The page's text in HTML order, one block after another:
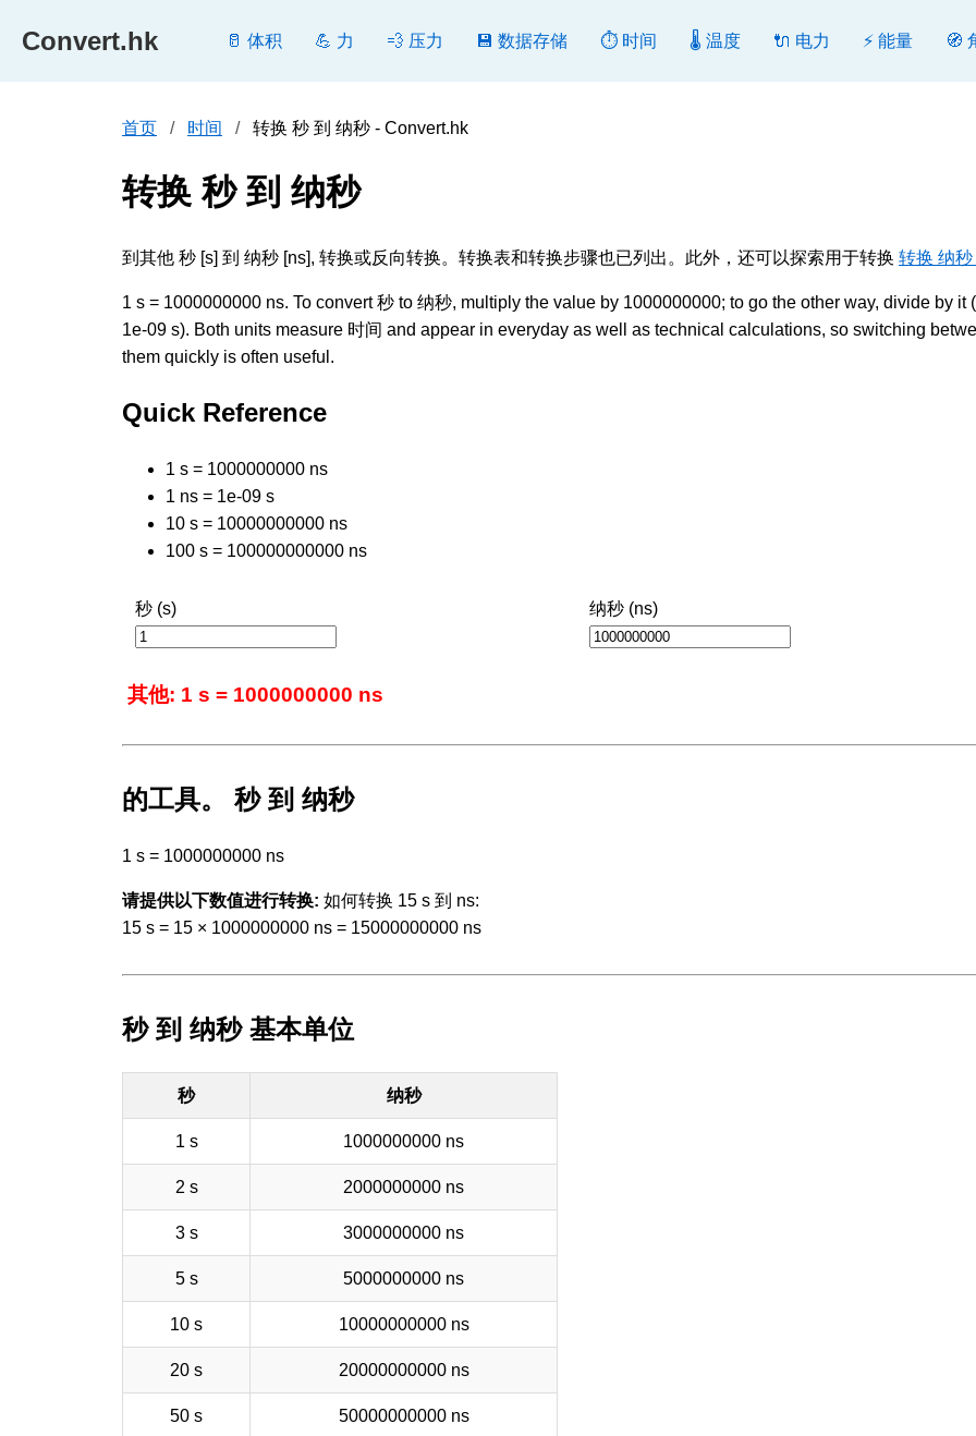
Convert.hk 🥛 体积 💪 力 💨 压力 💾 数据存储 ⏱️ 时间 🌡️ 温度 🔌 电力 ⚡ 能量 🧭
首页 时间 转换 秒 到 纳秒 - Convert.hk
转换 秒 到 纳秒
到其他 秒 [s] 到 纳秒 [ns], 转换或反向转换。转换表和转换步骤也已列出。此外，还可以探索用于转换 转换 纳
1 s = 1000000000 ns. To convert 秒 to 纳秒, multiply the value by 1000000000; to go the other way, divide by it
1e-09 s). Both units measure 时间 and appear in everyday as well as technical calculations, so switching
them quickly is often useful.
Quick Reference
1 s = 1000000000 ns
1 ns = 1e-09 s
10 s = 10000000000 ns
100 s = 100000000000 ns
秒 (s) 纳秒 (ns)
其他: 1 s = 1000000000 ns
的工具。 秒 到 纳秒
1 s = 1000000000 ns
请提供以下数值进行转换: 如何转换 15 s 到 ns:
15 s = 15 × 1000000000 ns = 15000000000 ns
秒 到 纳秒 基本单位
秒 纳秒
1 s 1000000000 ns
2 s 2000000000 ns
3 s 3000000000 ns
5 s 5000000000 ns
10 s 10000000000 ns
20 s 20000000000 ns
50 s 50000000000 ns